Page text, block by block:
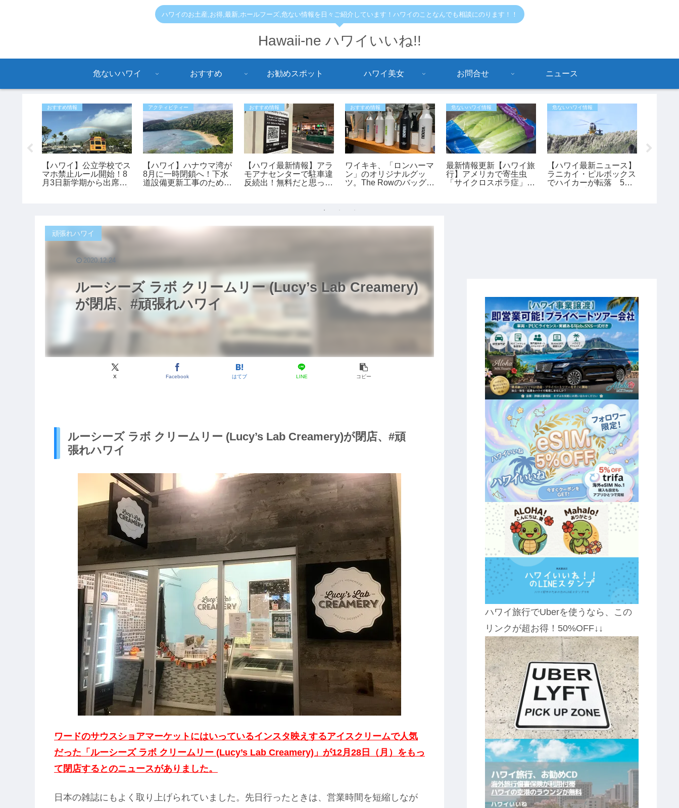
ハワイのお土産,お得,最新,ホールフーズ,危ない情報を日々ご紹介しています！ハワイのことなんでも相談にのります！！
Hawaii-ne ハワイいいね!!
危ないハワイ おすすめ お勧めスポット ハワイ美女 お問合せ ニュース
おすすめ情報
【ハワイ】公立学校でス
マホ禁止ルール開始！8
月3日新学期から出席・
アクティビティー
【ハワイ】ハナウマ湾が
8月に一時閉鎖へ！下水
道設備更新工事のため9
おすすめ情報
【ハワイ最新情報】アラ
モアナセンターで駐車違
反続出！無料だと思って
おすすめ情報
ワイキキ、「ロンハーマ
ン」のオリジナルグッ
ツ。The Rowのバッグも
危ないハワイ情報
最新情報更新【ハワイ旅
行】アメリカで寄生虫
「サイクロスポラ症」が
危ないハワイ情報
【ハワイ最新ニュース】
ラニカイ・ピルボックス
でハイカーが転落 53
ルーシーズ ラボ クリームリー (Lucy’s Lab Creamery)
が閉店、#頑張れハワイ
頑張れハワイ
X Facebook はてブ LINE コピー
2020.12.24
ルーシーズ ラボ クリームリー (Lucy’s Lab Creamery)が閉店、#頑
張れハワイ
ワードのサウスショアマーケットにはいっているインスタ映えするアイスクリームで人気
だった「ルーシーズ ラボ クリームリー (Lucy’s Lab Creamery)」が12月28日（月）をもっ
て閉店するとのニュースがありました。
日本の雑誌にもよく取り上げられていました。先日行ったときは、営業時間を短縮しなが
ハワイ旅行でUberを使うなら、この
リンクが超お得！50%OFF↓↓